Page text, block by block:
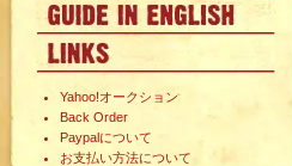
Yahoo!オークション
Back Order
Paypalについて
お支払い方法について